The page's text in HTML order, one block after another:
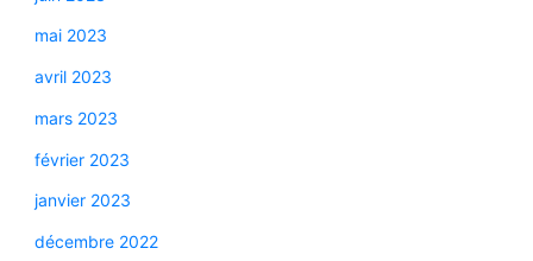
mai 2023
avril 2023
mars 2023
février 2023
janvier 2023
décembre 2022